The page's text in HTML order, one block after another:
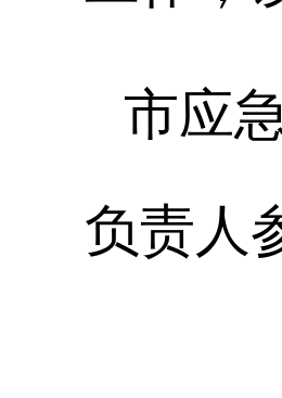
市应
负责人